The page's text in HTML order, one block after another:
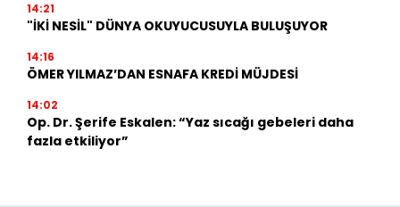
14:21
"İKİ NESİL" DÜNYA OKUYUCUSUYLA BULUŞUYOR
14:16
ÖMER YILMAZ’DAN ESNAFA KREDİ MÜJDESİ
14:02
Op. Dr. Şerife Eskalen: “Yaz sıcağı gebeleri daha
fazla etkiliyor”